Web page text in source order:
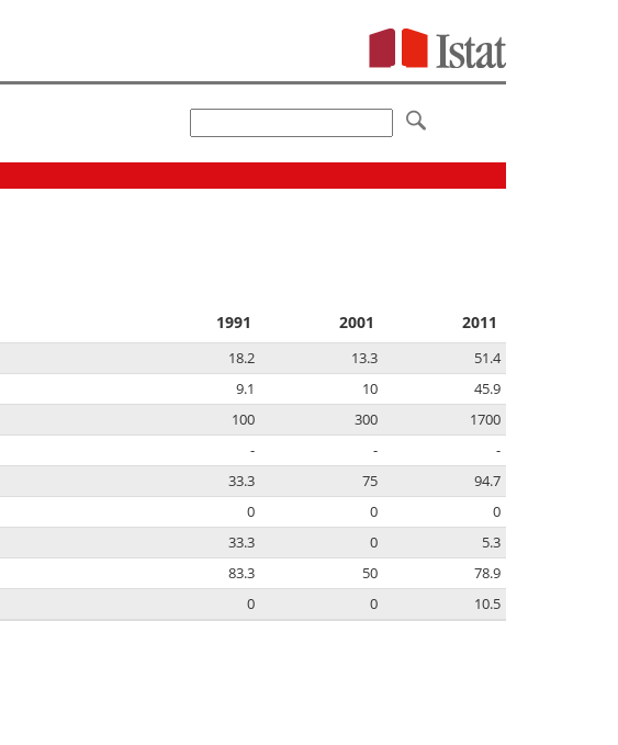
1991 2001 2011
18.2 13.3
51.4
9.1 10
45.9
100 300
1700
- -
-
33.3 75
94.7
0 0
0
33.3 0
5.3
83.3 50
78.9
0 0 10.5